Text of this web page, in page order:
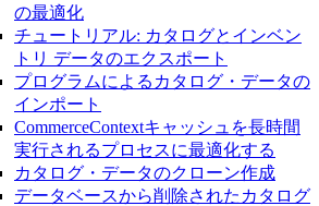
の最適化
チュートリアル: カタログとインベン
トリ データのエクスポート
プログラムによるカタログ・データの
インポート
CommerceContextキャッシュを長時間
実行されるプロセスに最適化する
カタログ・データのクローン作成
データベースから削除されたカタログ